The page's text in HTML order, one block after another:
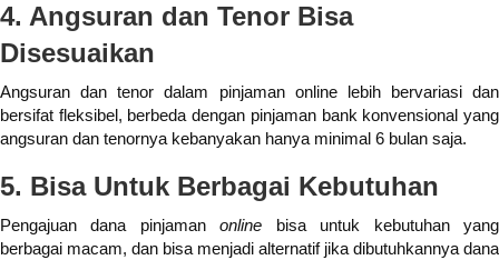
4. Angsuran dan Tenor Bisa
Disesuaikan
Angsuran dan tenor dalam pinjaman online lebih bervariasi dan
bersifat fleksibel, berbeda dengan pinjaman bank konvensional yang
angsuran dan tenornya kebanyakan hanya minimal 6 bulan saja.
5. Bisa Untuk Berbagai Kebutuhan
Pengajuan dana pinjamanonline bisa untuk kebutuhan yang
berbagai macam, dan bisa menjadi alternatif jika dibutuhkannya dana